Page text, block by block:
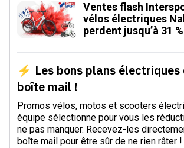
Ventes flash
vélos électriques
perdent jusqu’à 31 %
⚡ Les bons plans
boîte mail !
Promos vélos, motos et scooters
équipe sélectionne pour vous les
ne pas manquer. Recevez-les
boîte mail pour être sûr de ne rien râter !